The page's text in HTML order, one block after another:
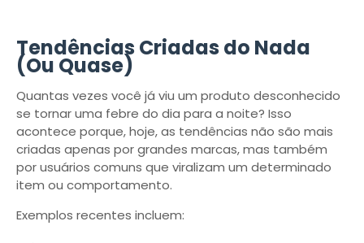
Tendências Criadas do Nada
(Ou Quase)
Quantas vezes você já viu um produto desconhecido
se tornar uma febre do dia para a noite? Isso
acontece porque, hoje, as tendências não são mais
criadas apenas por grandes marcas, mas também
por usuários comuns que viralizam um determinado
item ou comportamento.
Exemplos recentes incluem: